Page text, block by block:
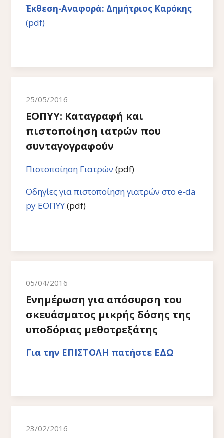
Έκθεση-Αναφορά: Δημήτριος Καρόκης
(pdf)
25/05/2016
ΕΟΠΥΥ: Καταγραφή και
πιστοποίηση ιατρών που
συνταγογραφούν
Πιστοποίηση Γιατρών (pdf)
Οδηγίες για πιστοποίηση γιατρών στο e-da
py ΕΟΠΥΥ(pdf)
05/04/2016
Ενημέρωση για απόσυρση του
σκευάσματος μικρής δόσης της
υποδόριας μεθοτρεξάτης
Για την ΕΠΙΣΤΟΛΗ πατήστε ΕΔΩ
23/02/2016